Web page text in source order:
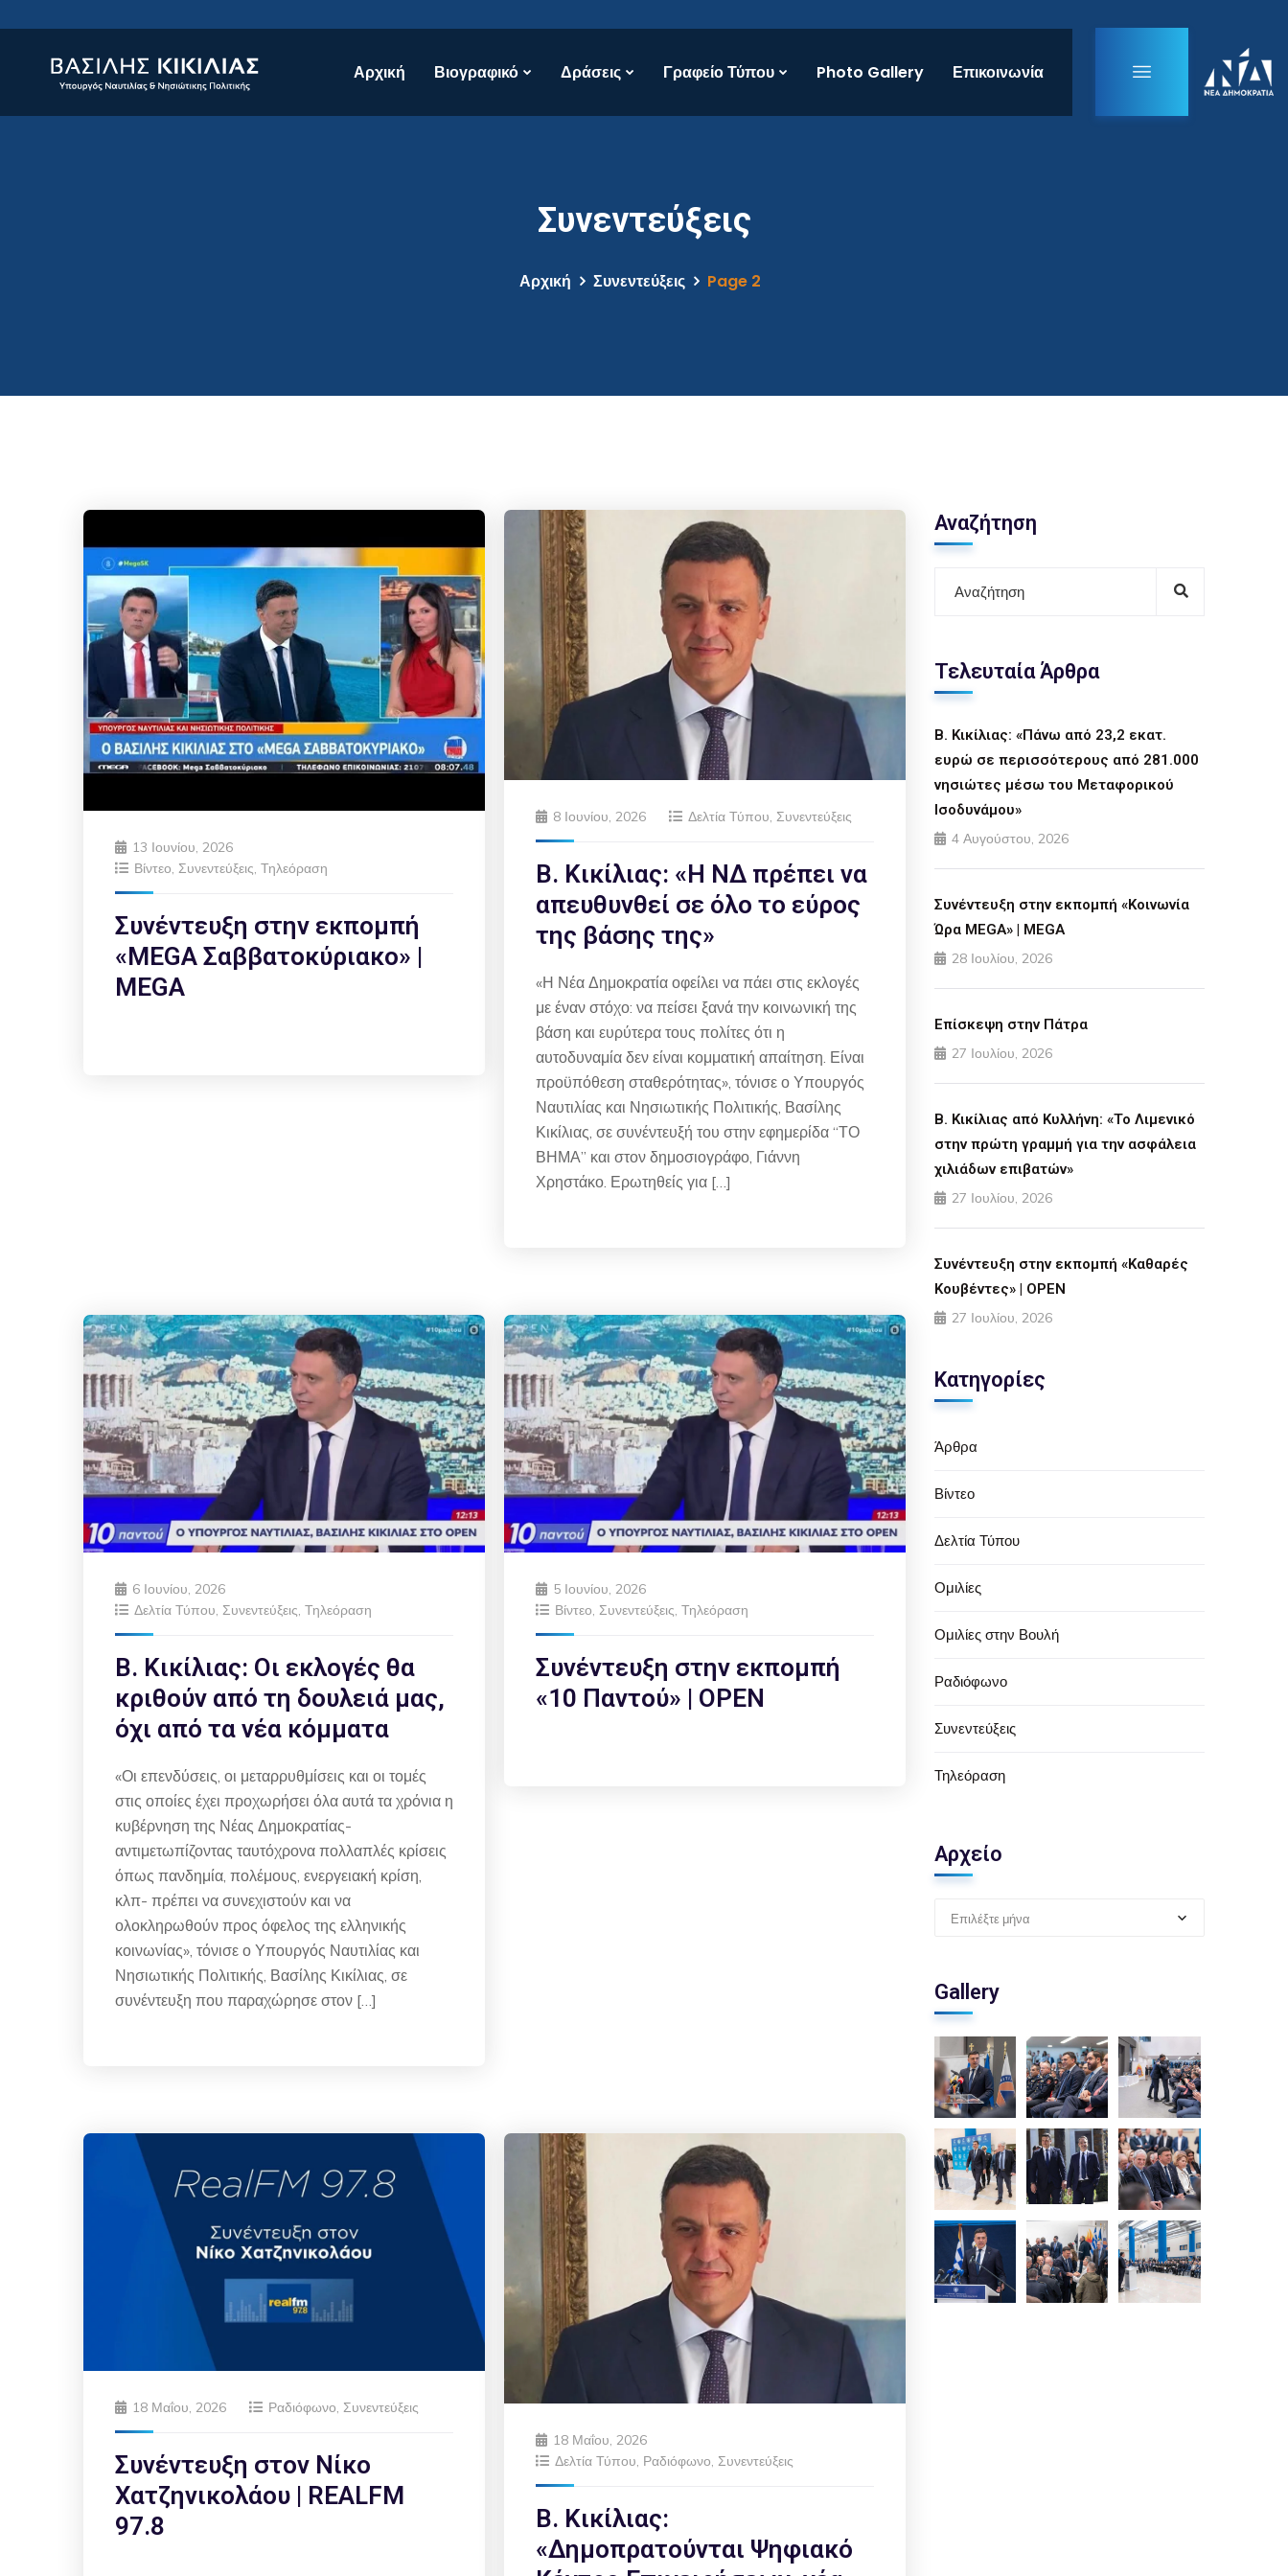
Αρχική Βιογραφικό Δράσεις Γραφείο Τύπου Photo Gallery Επικοινωνία
Συνεντεύξεις
Αρχική Συνεντεύξεις Page 2
13 Ιουνίου, 2026
Βίντεο, Συνεντεύξεις, Τηλεόραση
Συνέντευξη στην εκπομπή
«MEGA Σαββατοκύριακο» |
MEGA
8 Ιουνίου, 2026 Δελτία Τύπου, Συνεντεύξεις
Β. Κικίλιας: «Η ΝΔ πρέπει να
απευθυνθεί σε όλο το εύρος
της βάσης της»
«Η Νέα Δημοκρατία οφείλει να πάει στις εκλογές
με έναν στόχο: να πείσει ξανά την κοινωνική της
βάση και ευρύτερα τους πολίτες ότι η
αυτοδυναμία δεν είναι κομματική απαίτηση. Είναι
προϋπόθεση σταθερότητας», τόνισε ο Υπουργός
Ναυτιλίας και Νησιωτικής Πολιτικής, Βασίλης
Κικίλιας, σε συνέντευξή του στην εφημερίδα “ΤΟ
ΒΗΜΑ” και στον δημοσιογράφο, Γιάννη
Χρηστάκο. Ερωτηθείς για […]
6 Ιουνίου, 2026
Δελτία Τύπου, Συνεντεύξεις, Τηλεόραση
Β. Κικίλιας: Οι εκλογές θα
κριθούν από τη δουλειά μας,
όχι από τα νέα κόμματα
«Οι επενδύσεις, οι μεταρρυθμίσεις και οι τομές
στις οποίες έχει προχωρήσει όλα αυτά τα χρόνια η
κυβέρνηση της Νέας Δημοκρατίας-
αντιμετωπίζοντας ταυτόχρονα πολλαπλές κρίσεις
όπως πανδημία, πολέμους, ενεργειακή κρίση,
κλπ- πρέπει να συνεχιστούν και να
ολοκληρωθούν προς όφελος της ελληνικής
κοινωνίας», τόνισε ο Υπουργός Ναυτιλίας και
Νησιωτικής Πολιτικής, Βασίλης Κικίλιας, σε
συνέντευξη που παραχώρησε στον […]
5 Ιουνίου, 2026
Βίντεο, Συνεντεύξεις, Τηλεόραση
Συνέντευξη στην εκπομπή
«10 Παντού» | OPEN
18 Μαΐου, 2026 Ραδιόφωνο, Συνεντεύξεις
Συνέντευξη στον Νίκο
Χατζηνικολάου | REALFM
97.8
18 Μαΐου, 2026
Δελτία Τύπου, Ραδιόφωνο, Συνεντεύξεις
Β. Κικίλιας:
«Δημοπρατούνται Ψηφιακό
Αναζήτηση
Τελευταία Άρθρα
Β. Κικίλιας: «Πάνω από 23,2 εκατ.
ευρώ σε περισσότερους από 281.000
νησιώτες μέσω του Μεταφορικού
Ισοδυνάμου»
4 Αυγούστου, 2026
Συνέντευξη στην εκπομπή «Κοινωνία
Ώρα MEGA» | MEGA
28 Ιουλίου, 2026
Επίσκεψη στην Πάτρα
27 Ιουλίου, 2026
Β. Κικίλιας από Κυλλήνη: «Το Λιμενικό
στην πρώτη γραμμή για την ασφάλεια
χιλιάδων επιβατών»
27 Ιουλίου, 2026
Συνέντευξη στην εκπομπή «Καθαρές
Κουβέντες» | OPEN
27 Ιουλίου, 2026
Κατηγορίες
Άρθρα
Βίντεο
Δελτία Τύπου
Ομιλίες
Ομιλίες στην Βουλή
Ραδιόφωνο
Συνεντεύξεις
Τηλεόραση
Αρχείο
Επιλέξτε μήνα
Gallery